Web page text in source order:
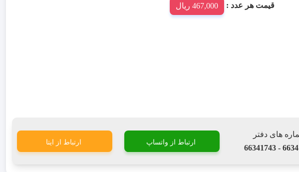
قیمت هر عدد : 467,000 ریال
های دفتر
66341673
ارتباط از واتساپ ارتباط از ایتا